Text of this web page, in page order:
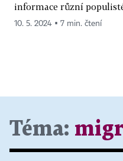
informace různí
10. 5. 2024 ▪ 7 min. čtení
Téma: